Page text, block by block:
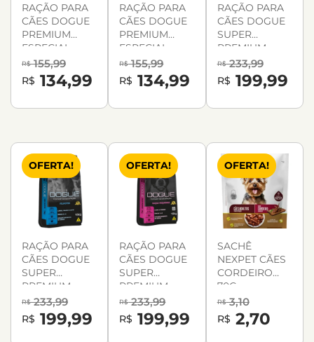
RAÇÃO PARA
CÃES DOGUE
PREMIUM
ESPECIAL
FILHOTES 15KG
R$155,99
R$ 134,99
RAÇÃO PARA
CÃES DOGUE
PREMIUM
ESPECIAL
RAÇAS
PEQUENAS
15KG
R$155,99
R$ 134,99
RAÇÃO PARA
CÃES DOGUE
SUPER
PREMIUM
ADULTO 15KG
R$233,99
R$ 199,99
OFERTA!
RAÇÃO PARA
CÃES DOGUE
SUPER
PREMIUM
FILHOTES 15KG
R$233,99
R$ 199,99
OFERTA!
RAÇÃO PARA
CÃES DOGUE
SUPER
PREMIUM
RAÇAS
PEQUENAS
15KG
R$233,99
R$ 199,99
OFERTA!
SACHÊ
NEXPET CÃES
CORDEIRO
70G
R$3,10
R$ 2,70